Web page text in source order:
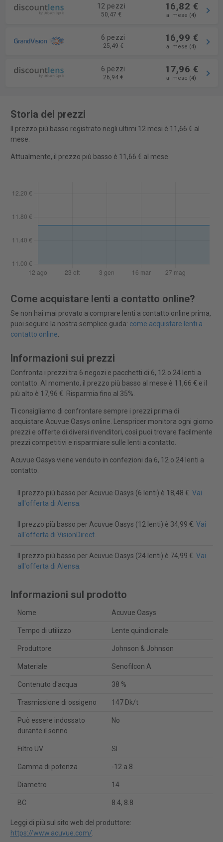
12 pezzi
50,47 €
16,82 €
al mese (4)
6 pezzi
25,49 €
16,99 €
al mese (4)
6 pezzi
26,94 €
17,96 €
al mese (4)
Storia dei prezzi
Il prezzo più basso registrato negli ultimi 12 mesi è 11,66 € al
mese.
Attualmente, il prezzo più basso è 11,66 € al mese.
Come acquistare lenti a contatto online?
Se non hai mai provato a comprare lenti a contatto online prima,
puoi seguire la nostra semplice guida: come acquistare lenti a
contatto online.
Informazioni sui prezzi
Confronta i prezzi tra 6 negozi e pacchetti di 6, 12 o 24 lenti a
contatto. Al momento, il prezzo più basso al mese è 11,66 € e il
più alto è 17,96 €. Risparmia fino al 35%.
Ti consigliamo di confrontare sempre i prezzi prima di
acquistare Acuvue Oasys online. Lenspricer monitora ogni giorno
prezzi e offerte di diversi rivenditori, così puoi trovare facilmente
prezzi competitivi e risparmiare sulle lenti a contatto.
Acuvue Oasys viene venduto in confezioni da 6, 12 o 24 lenti a
contatto.
Il prezzo più basso per Acuvue Oasys (6 lenti) è 18,48 €. Vai
all'offerta di Alensa.
Il prezzo più basso per Acuvue Oasys (12 lenti) è 34,99 €. Vai
all'offerta di VisionDirect.
Il prezzo più basso per Acuvue Oasys (24 lenti) è 74,99 €. Vai
all'offerta di Alensa.
Informazioni sul prodotto
Nome Acuvue Oasys
Tempo di utilizzo Lente quindicinale
Produttore Johnson & Johnson
Materiale Senofilcon A
Contenuto d'acqua 38 %
Trasmissione di ossigeno 147 Dk/t
Può essere indossato
durante il sonno
No
Filtro UV Sì
Gamma di potenza -12 a 8
Diametro 14
BC 8.4, 8.8
Leggi di più sul sito web del produttore:
https://www.acuvue.com/.